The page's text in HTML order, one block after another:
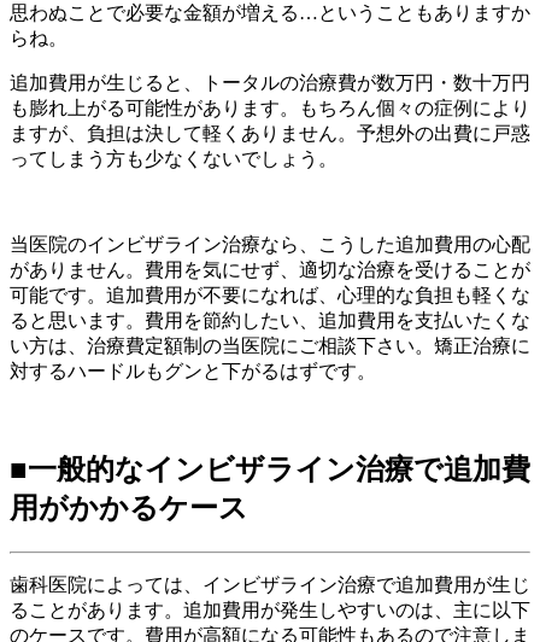
思わぬことで必要な金額が増える…ということもありますか
らね。
追加費用が生じると、トータルの治療費が数万円・数十万円
も膨れ上がる可能性があります。もちろん個々の症例により
ますが、負担は決して軽くありません。予想外の出費に戸惑
ってしまう方も少なくないでしょう。
当医院のインビザライン治療なら、こうした追加費用の心配
がありません。費用を気にせず、適切な治療を受けることが
可能です。追加費用が不要になれば、心理的な負担も軽くな
ると思います。費用を節約したい、追加費用を支払いたくな
い方は、治療費定額制の当医院にご相談下さい。矯正治療に
対するハードルもグンと下がるはずです。
■一般的なインビザライン治療で追加費
用がかかるケース
歯科医院によっては、インビザライン治療で追加費用が生じ
ることがあります。追加費用が発生しやすいのは、主に以下
のケースです。費用が高額になる可能性もあるので注意しま